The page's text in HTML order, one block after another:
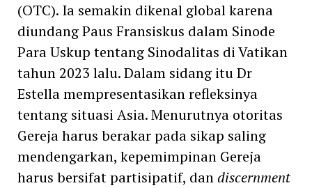
(OTC). Ia semakin dikenal global karena
diundang Paus Fransiskus dalam Sinode
Para Uskup tentang Sinodalitas di Vatikan
tahun 2023 lalu. Dalam sidang itu Dr
Estella mempresentasikan refleksinya
tentang situasi Asia. Menurutnya otoritas
Gereja harus berakar pada sikap saling
mendengarkan, kepemimpinan Gereja
harus bersifat partisipatif, dan discernment